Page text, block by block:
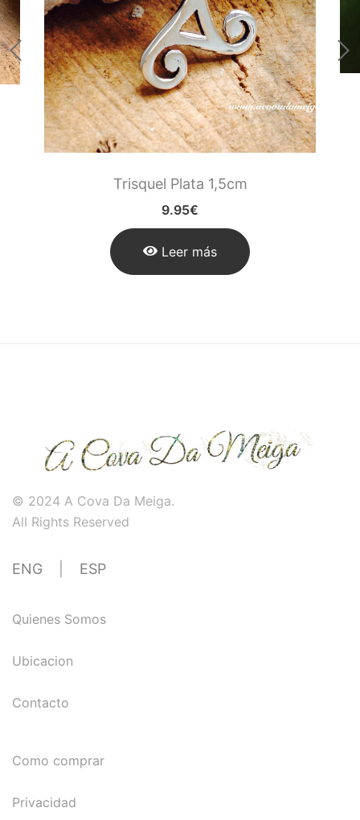
Trisquel Plata 1,5cm
9.95€
Leer más
© 2024 A Cova Da Meiga.
All Rights Reserved
ENG ESP
Quienes Somos
Ubicacion
Contacto
Como comprar
Privacidad